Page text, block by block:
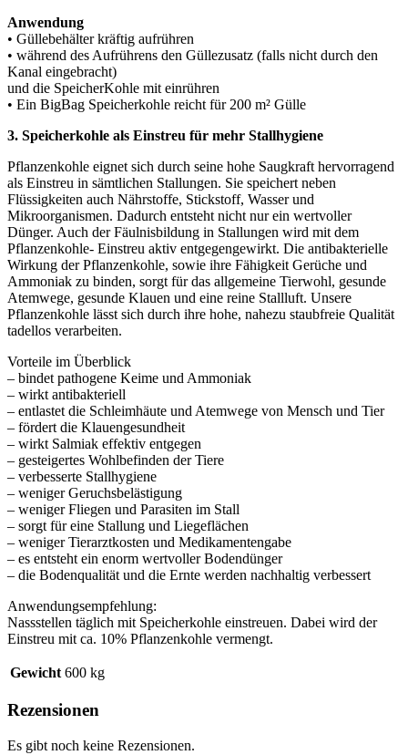
Anwendung
• Güllebehälter kräftig aufrühren
• während des Aufrührens den Güllezusatz (falls nicht durch den
Kanal eingebracht)
und die SpeicherKohle mit einrühren
• Ein BigBag Speicherkohle reicht für 200 m² Gülle
3. Speicherkohle als Einstreu für mehr Stallhygiene
Pflanzenkohle eignet sich durch seine hohe Saugkraft hervorragend
als Einstreu in sämtlichen Stallungen. Sie speichert neben
Flüssigkeiten auch Nährstoffe, Stickstoff, Wasser und
Mikroorganismen. Dadurch entsteht nicht nur ein wertvoller
Dünger. Auch der Fäulnisbildung in Stallungen wird mit dem
Pflanzenkohle- Einstreu aktiv entgegengewirkt. Die antibakterielle
Wirkung der Pflanzenkohle, sowie ihre Fähigkeit Gerüche und
Ammoniak zu binden, sorgt für das allgemeine Tierwohl, gesunde
Atemwege, gesunde Klauen und eine reine Stallluft. Unsere
Pflanzenkohle lässt sich durch ihre hohe, nahezu staubfreie Qualität
tadellos verarbeiten.
Vorteile im Überblick
– bindet pathogene Keime und Ammoniak
– wirkt antibakteriell
– entlastet die Schleimhäute und Atemwege von Mensch und Tier
– fördert die Klauengesundheit
– wirkt Salmiak effektiv entgegen
– gesteigertes Wohlbefinden der Tiere
– verbesserte Stallhygiene
– weniger Geruchsbelästigung
– weniger Fliegen und Parasiten im Stall
– sorgt für eine Stallung und Liegeflächen
– weniger Tierarztkosten und Medikamentengabe
– es entsteht ein enorm wertvoller Bodendünger
– die Bodenqualität und die Ernte werden nachhaltig verbessert
Anwendungsempfehlung:
Nassstellen täglich mit Speicherkohle einstreuen. Dabei wird der
Einstreu mit ca. 10% Pflanzenkohle vermengt.
Gewicht 600 kg
Rezensionen
Es gibt noch keine Rezensionen.